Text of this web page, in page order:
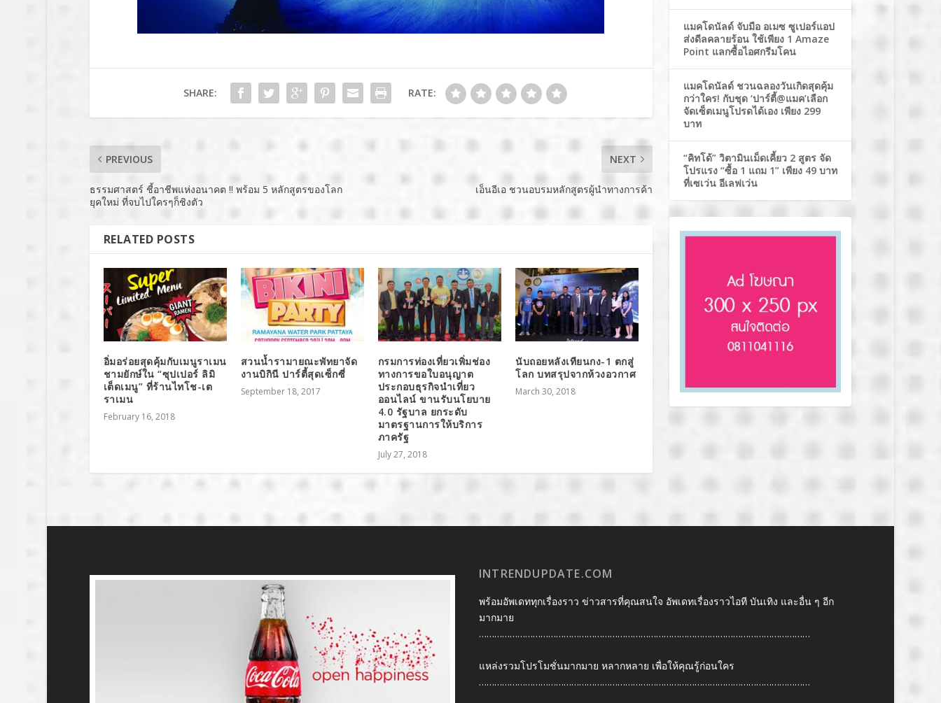
SHARE: RATE:
PREVIOUS
ธรรมศาสตร์ ชี้อาชีพแห่งอนาคต !! พร้อม 5 หลักสูตรของโลก
ยุคใหม่ ที่จบไปใครๆก็ชิงตัว
NEXT
เอ็นอีเอ ชวนอบรมหลักสูตรผู้นำทางการค้า
RELATED POSTS
อิ่มอร่อยสุดคุ้มกับเมนูราเมน
ชามยักษ์ใน “ซุปเปอร์ ลิมิ
เต็ดเมนู” ที่ร้านไทโช-เต
ราเมน
February 16, 2018
สวนน้ำรามายณะพัทยาจัด
งานบิกินี ปาร์ตี้สุดเซ็กซี่
September 18, 2017
กรมการท่องเที่ยวเพิ่มช่อง
ทางการขอใบอนุญาต
ประกอบธุรกิจนำเที่ยว
ออนไลน์ ขานรับนโยบาย
4.0 รัฐบาล ยกระดับ
มาตรฐานการให้บริการ
ภาครัฐ
July 27, 2018
นับถอยหลังเทียนกง-1 ตกสู่
โลก บทสรุปจากห้วงอวกาศ
March 30, 2018
แมคโดนัลด์ จับมือ อเมซ ซูเปอร์แอป
ส่งดีลคลายร้อน ใช้เพียง 1 Amaze
Point แลกซื้อไอศกรีมโคน
แมคโดนัลด์ ชวนฉลองวันเกิดสุดคุ้ม
กว่าใคร! กับชุด ‘ปาร์ตี้@แมค’เลือก
จัดเซ็ตเมนูโปรดได้เอง เพียง 299
บาท
“คิทโด้” วิตามินเม็ดเคี้ยว 2 สูตร จัด
โปรแรง “ซื้อ 1 แถม 1” เพียง 49 บาท
ที่เซเว่น อีเลฟเว่น
INTRENDUPDATE.COM
พร้อมอัพเดททุกเรื่องราว ข่าวสารที่คุณสนใจ อัพเดทเรื่องราวไอที บันเทิง และอื่น ๆ อีก
มากมาย
…………………………………………………………………………………………………………………
แหล่งรวมโปรโมชั่นมากมาย หลากหลาย เพื่อให้คุณรู้ก่อนใคร
…………………………………………………………………………………………………………………